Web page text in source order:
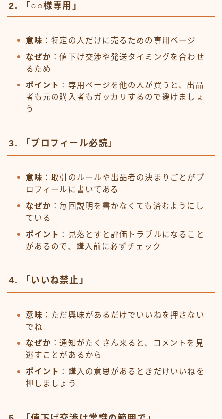
2. 「○○様専用」
意味 ：特定の人だけに売るための専用ページ
なぜか ：値下げ交渉や発送タイミングを合わせ
るため
ポイント ：専用ページを他の人が買うと、出品
者も元の購入者もガッカリするので避けましょ
う
3. 「プロフィール必読」
意味 ：取引のルールや出品者の決まりごとがプ
ロフィールに書いてある
なぜか ：毎回説明を書かなくても済むようにし
ている
ポイント ：見落とすと評価トラブルになること
があるので、購入前に必ずチェック
4. 「いいね禁止」
意味 ：ただ興味があるだけでいいねを押さない
でね
なぜか ：通知がたくさん来ると、コメントを見
逃すことがあるから
ポイント ：購入の意思があるときだけいいねを
押しましょう